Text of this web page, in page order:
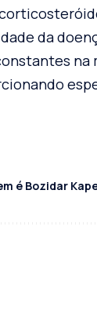
da
é Bozidar